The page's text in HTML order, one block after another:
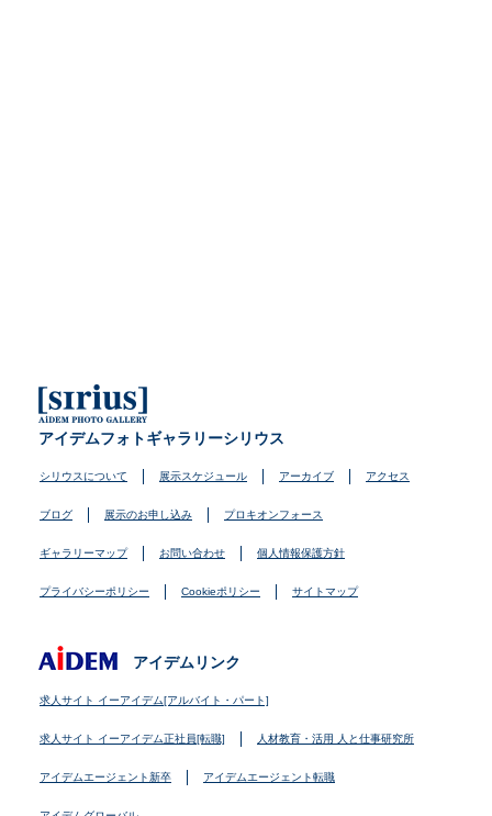
アイデムフォトギャラリーシリウス
シリウスについて 展示スケジュール アーカイブ アクセス
ブログ 展示のお申し込み プロキオンフォース
ギャラリーマップ お問い合わせ 個人情報保護方針
プライバシーポリシー Cookieポリシー サイトマップ
アイデムリンク
求人サイト イーアイデム[アルバイト・パート]
求人サイト イーアイデム正社員[転職] 人材教育・活用 人と仕事研究所
アイデムエージェント新卒 アイデムエージェント転職